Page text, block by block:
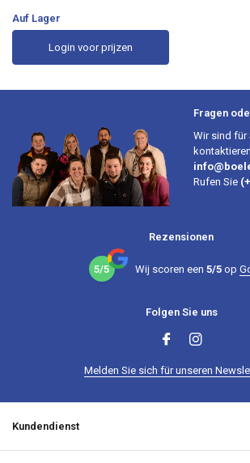
Auf Lager
Login voor prijzen
Fragen
Wir sind für
Rufen Sie
Rezensionen
5/5 Wij scoren een 5/5op
Folgen Sie uns
Melden Sie sich für unseren
Kundendienst